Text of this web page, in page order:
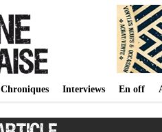
Chroniques Interviews En off